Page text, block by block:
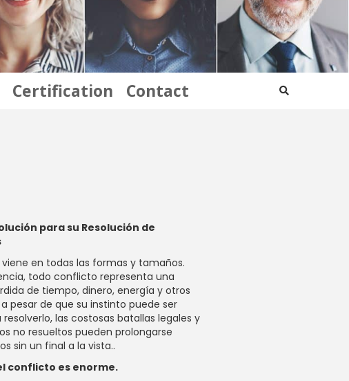
Certification Contact
para su Resolución de
en todas las formas y tamaños.
todo conflicto representa una
de tiempo, dinero, energía y otros
pesar de que su instinto puede ser
las costosas batallas legales y
no resueltos pueden prolongarse
sin un final a la vista..
conflicto es enorme.